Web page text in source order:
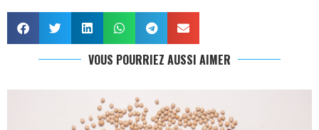
VOUS POURRIEZ AUSSI AIMER